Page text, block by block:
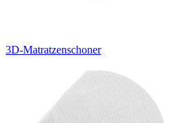
3D-Matratzenschoner